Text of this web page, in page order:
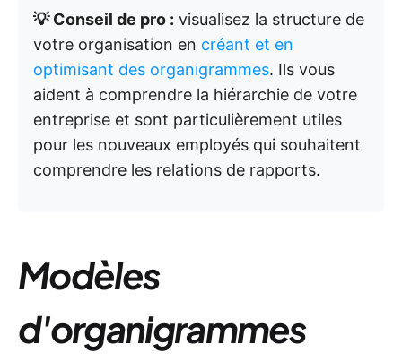
💡 Conseil de pro : visualisez la structure de
votre organisation en créant et en
optimisant des organigrammes. Ils vous
aident à comprendre la hiérarchie de votre
entreprise et sont particulièrement utiles
pour les nouveaux employés qui souhaitent
comprendre les relations de rapports.
Modèles
d'organigrammes